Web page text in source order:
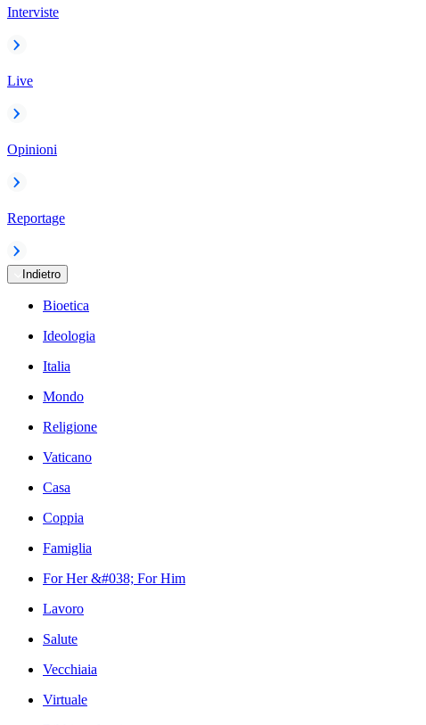
Interviste
Live
Opinioni
Reportage
Indietro
Bioetica
Ideologia
Italia
Mondo
Religione
Vaticano
Casa
Coppia
Famiglia
For Her &#038; For Him
Lavoro
Salute
Vecchiaia
Virtuale